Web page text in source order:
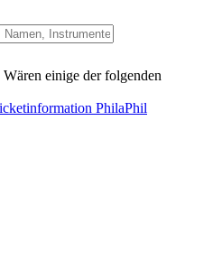
einige der folgenden
PhilaPhil